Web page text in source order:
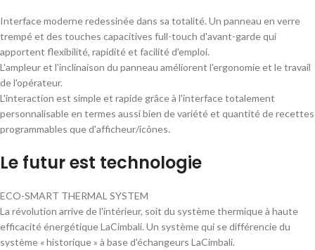
Interface moderne redessinée dans sa totalité. Un panneau en verre
trempé et des touches capacitives full-touch d'avant-garde qui
apportent flexibilité, rapidité et facilité d'emploi.
L'ampleur et l'inclinaison du panneau améliorent l'ergonomie et le travail
de l'opérateur.
L'interaction est simple et rapide grâce à l'interface totalement
personnalisable en termes aussi bien de variété et quantité de recettes
programmables que d'afficheur/icônes.
Le futur est technologie
ECO-SMART THERMAL SYSTEM
La révolution arrive de l'intérieur, soit du système thermique à haute
efficacité énergétique LaCimbali. Un système qui se différencie du
système « historique » à base d'échangeurs LaCimbali.